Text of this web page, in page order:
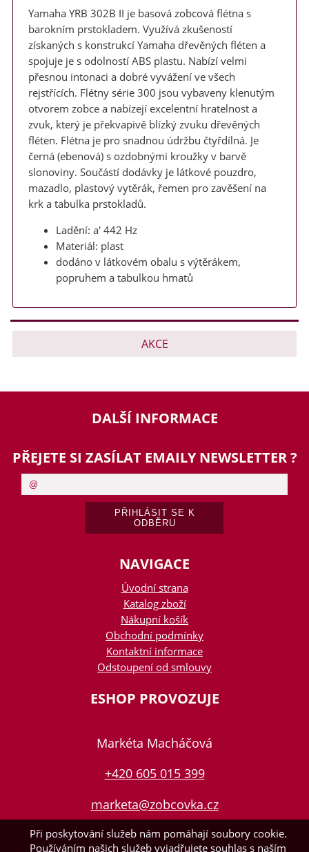
Yamaha YRB 302B II je basová zobcová flétna s
barokním prstokladem. Využívá zkušeností
získaných s konstrukcí Yamaha dřevěných fléten a
spojuje je s odolností ABS plastu. Nabízí velmi
přesnou intonaci a dobré vyvážení ve všech
rejstřících. Flétny série 300 jsou vybaveny klenutým
otvorem zobce a nabízejí excelentní hratelnost a
zvuk, který je překvapivě blízký zvuku dřevěných
fléten. Flétna je pro snadnou údržbu čtyřdílná. Je
černá (ebenová) s ozdobnými kroužky v barvě
slonoviny. Součástí dodávky je látkové pouzdro,
mazadlo, plastový vytěrák, řemen pro zavěšení na
krk a tabulka prstokladů.
Ladění: a' 442 Hz
Materiál: plast
dodáno v látkovém obalu s výtěrákem,
popruhem a tabulkou hmatů
AKCE
DALŠÍ INFORMACE
PŘEJETE SI ZASÍLAT EMAILY NEWSLETTER ?
NAVIGACE
Úvodní strana
Katalog zboží
Nákupní košík
Obchodní podmínky
Kontaktní informace
Odstoupení od smlouvy
ESHOP PROVOZUJE
Markéta Macháčová
+420 605 015 399
marketa@zobcovka.cz
Při poskytování služeb nám pomáhají soubory cookie.
Používáním našich služeb vyjadřujete souhlas s naším